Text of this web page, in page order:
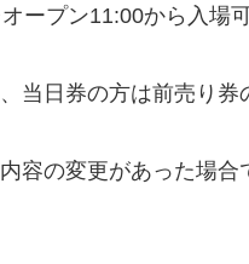
ープン11:00から入場可
当日券の方は前売り券
容の変更があった場合